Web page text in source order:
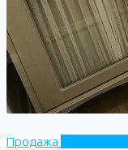
Продажа